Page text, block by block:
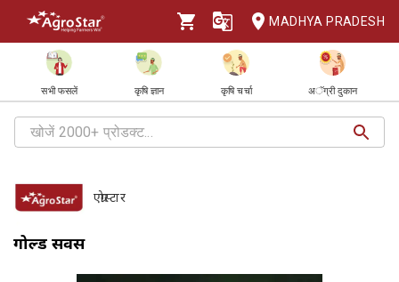
MADHYA PRADESH
सभी फसलें कृषि ज्ञान कृषि चर्चा अॅग्री दुकान
एग्रोस्टार
गोल्ड सर्विस